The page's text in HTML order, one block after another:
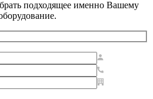
подходящее именно Вашему